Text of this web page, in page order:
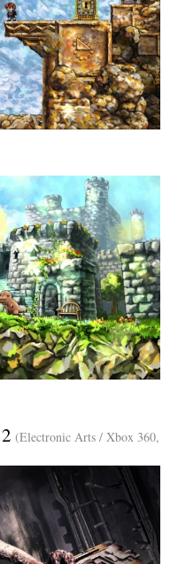
(Electronic Arts / Xbox 360,